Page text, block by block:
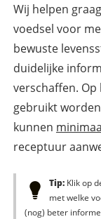
Wij helpen
voedsel voor
bewuste
duidelijke
verschaffen.
gebruikt
kunnen
receptuur
Tip:Klik op
met welke
(nog) beter